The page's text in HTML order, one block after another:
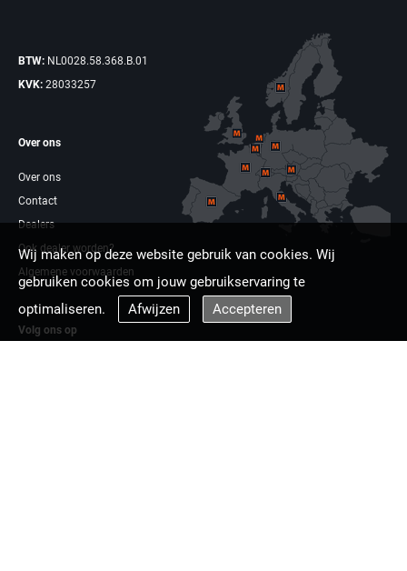
BTW: NL0028.58.368.B.01
KVK: 28033257
Over ons
Over ons
Contact
Dealers
Ook dealer worden?
Algemene voorwaarden
Volg ons op
Wij maken op deze website gebruik van cookies. Wij
gebruiken cookies om jouw gebruikservaring te
optimaliseren.
Afwijzen Accepteren